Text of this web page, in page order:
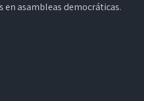
en asambleas democráticas.